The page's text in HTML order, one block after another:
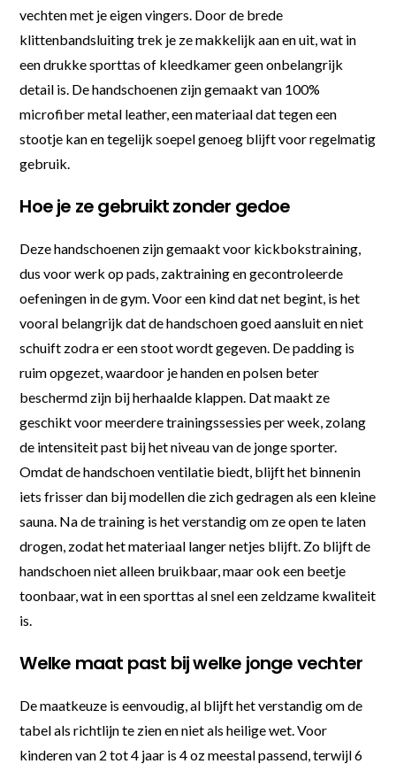
vechten met je eigen vingers. Door de brede
klittenbandsluiting trek je ze makkelijk aan en uit, wat in
een drukke sporttas of kleedkamer geen onbelangrijk
detail is. De handschoenen zijn gemaakt van 100%
microfiber metal leather, een materiaal dat tegen een
stootje kan en tegelijk soepel genoeg blijft voor regelmatig
gebruik.
Hoe je ze gebruikt zonder gedoe
Deze handschoenen zijn gemaakt voor kickbokstraining,
dus voor werk op pads, zaktraining en gecontroleerde
oefeningen in de gym. Voor een kind dat net begint, is het
vooral belangrijk dat de handschoen goed aansluit en niet
schuift zodra er een stoot wordt gegeven. De padding is
ruim opgezet, waardoor je handen en polsen beter
beschermd zijn bij herhaalde klappen. Dat maakt ze
geschikt voor meerdere trainingssessies per week, zolang
de intensiteit past bij het niveau van de jonge sporter.
Omdat de handschoen ventilatie biedt, blijft het binnenin
iets frisser dan bij modellen die zich gedragen als een kleine
sauna. Na de training is het verstandig om ze open te laten
drogen, zodat het materiaal langer netjes blijft. Zo blijft de
handschoen niet alleen bruikbaar, maar ook een beetje
toonbaar, wat in een sporttas al snel een zeldzame kwaliteit
is.
Welke maat past bij welke jonge vechter
De maatkeuze is eenvoudig, al blijft het verstandig om de
tabel als richtlijn te zien en niet als heilige wet. Voor
kinderen van 2 tot 4 jaar is 4 oz meestal passend, terwijl 6